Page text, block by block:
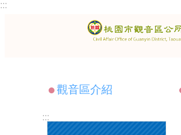
跳到主要內容區塊
:::
觀音區介紹
:::